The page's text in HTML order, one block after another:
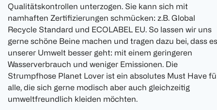
Qualitätskontrollen unterzogen. Sie kann sich mit
namhaften Zertifizierungen schmücken: z.B. Global
Recycle Standard und ECOLABEL EU. So lassen wir uns
gerne schöne Beine machen und tragen dazu bei, dass es
unserer Umwelt besser geht: mit einem geringeren
Wasserverbrauch und weniger Emissionen. Die
Strumpfhose Planet Lover ist ein absolutes Must Have
alle, die sich gerne modisch aber auch gleichzeitig
umweltfreundlich kleiden möchten.